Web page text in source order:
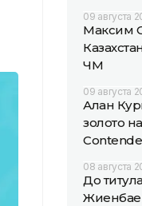
09 августа
Максим
ЧМ
09 августа
Алан
золото
08 августа
До